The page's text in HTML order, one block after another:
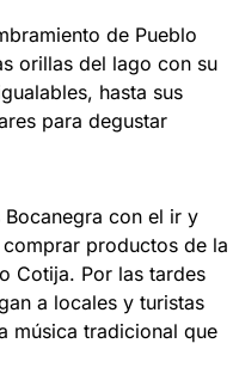
de Pueblo
orillas del lago con su
hasta sus
para degustar
con el ir y
productos de la
Cotija. Por las tardes
a locales y turistas
música tradicional que